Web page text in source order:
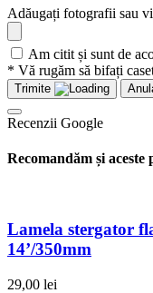
Adăugați fotografii sau
Am citit și sunt de
* Vă rugăm să bifați
Trimite
Recenzii Google
Recomandăm și aceste
Lamela stergator
14’/350mm
29,00 lei